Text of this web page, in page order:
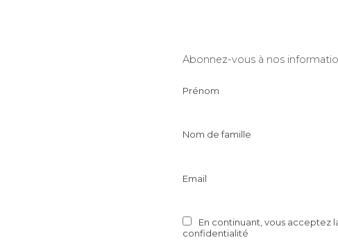
Abonnez-vous à nos
Prénom
Nom de famille
Email
En continuant, vous acceptez
confidentialité